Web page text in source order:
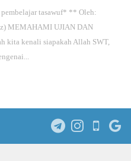
tasawuf* ** Oleh:
MEMAHAMI UJIAN DAN
kita kenali siapakah Allah SWT,